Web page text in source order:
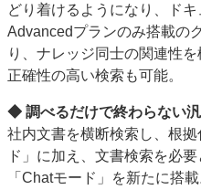
どり着けるようになり、ドキ
Advancedプランのみ搭載の
り、ナレッジ同士の関連性
正確性の高い検索も可能。
◆ 調べるだけで終わらない
社内文書を横断検索し、根
ド」に加え、文書検索を必
「Chatモード」を新たに搭